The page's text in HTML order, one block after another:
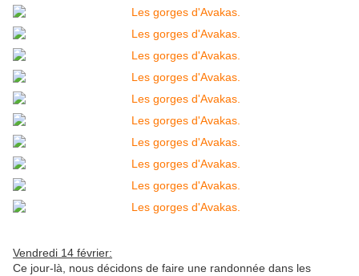
Vendredi 14 février:
Ce jour-là, nous décidons de faire une randonnée dans les